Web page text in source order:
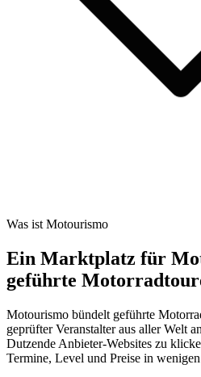
Was ist Motourismo
Ein Marktplatz für
geführte
Motourismo bündelt geführte
geprüfter Veranstalter aus aller Welt
Dutzende Anbieter-Websites zu
Termine, Level und Preise in